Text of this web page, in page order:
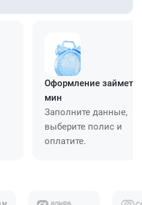
Оформление займет
мин
Заполните данные,
выберите полис и
оплатите.